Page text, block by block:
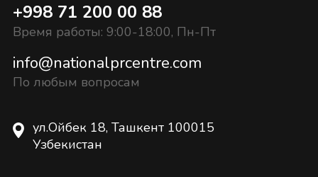
+998 71 200 00 88
Время работы: 9:00-18:00, Пн-Пт
info@nationalprcentre.com
По любым вопросам
ул.Ойбек 18, Ташкент 100015
Узбекистан